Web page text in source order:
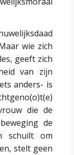
wie zich
geeft zich
van zijn
anders- is
die de
de
schuilt om
stelt geen